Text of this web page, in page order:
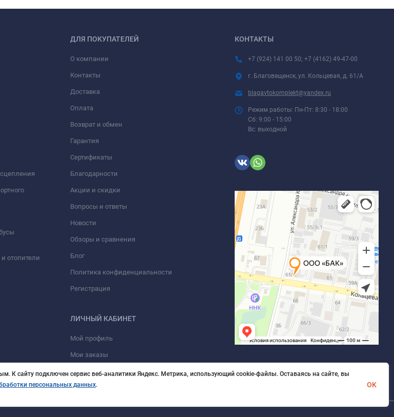
отопители
ДЛЯ ПОКУПАТЕЛЕЙ
О компании
Контакты
Доставка
Оплата
Возврат и обмен
Гарантия
Сертификаты
Благодарности
Акции и скидки
Вопросы и ответы
Новости
Обзоры и сравнения
Блог
Политика конфиденциальности
Регистрация
ЛИЧНЫЙ КАБИНЕТ
Мой профиль
Мои заказы
КОНТАКТЫ
+7 (924) 141 00 50; +7 (4162) 49-47-00
г. Благовещенск, ул. Кольцевая, д. 61/А
blagavtokomplekt@yandex.ru
Режим работы: Пн-Пт: 8:30 - 18:00
Сб: 9:00 - 15:00
Вс: выходной
К cайту подключен сервис веб-аналитики Яндекс. Метрика, использующий cookie-файлы. Оставаясь на сайте, вы
персональных данных. OK